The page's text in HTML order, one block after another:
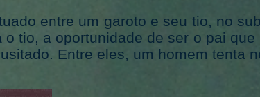
entre um garoto e seu tio, no
tio, a oportunidade de ser o pai
Entre eles, um homem tenta